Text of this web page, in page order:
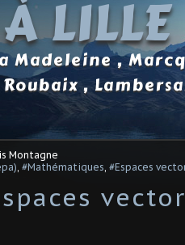
LILLE
Madeleine ,
,
Montagne
#Mathématiques #Espaces